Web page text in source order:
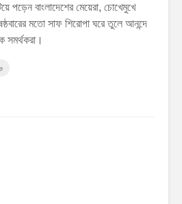
পড়েন বাংলাদেশের মেয়েরা, চোখেমুখে
মতো সাফ শিরোপা ঘরে তুলে আনন্দে
সমর্থকরা।